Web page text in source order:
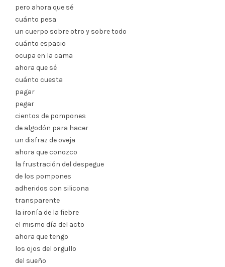
pero ahora que sé
cuánto pesa
un cuerpo sobre otro y sobre todo
cuánto espacio
ocupa en la cama
ahora que sé
cuánto cuesta
pagar
pegar
cientos de pompones
de algodón para hacer
un disfraz de oveja
ahora que conozco
la frustración del despegue
de los pompones
adheridos con silicona
transparente
la ironía de la fiebre
el mismo día del acto
ahora que tengo
los ojos del orgullo
del sueño